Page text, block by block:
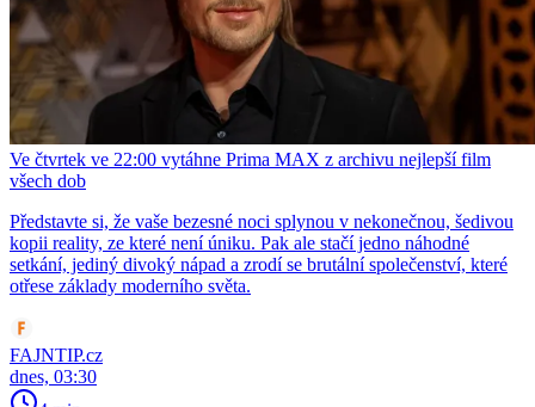
Ve čtvrtek ve 22:00 vytáhne Prima MAX z archivu nejlepší film
všech dob
Představte si, že vaše bezesné noci splynou v nekonečnou, šedivou
kopii reality, ze které není úniku. Pak ale stačí jedno náhodné
setkání, jediný divoký nápad a zrodí se brutální společenství, které
otřese základy moderního světa.
FAJNTIP.cz
dnes, 03:30